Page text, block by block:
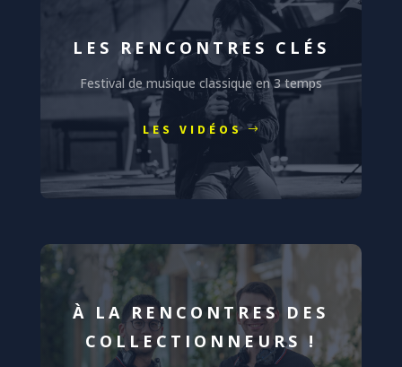
LES RENCONTRES CLÉS
Festival de musique classique en 3 temps
LES VIDÉOS
À LA RENCONTRES DES
COLLECTIONNEURS !